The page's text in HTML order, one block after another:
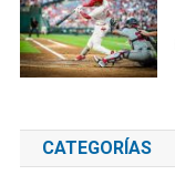
CATEGORÍAS